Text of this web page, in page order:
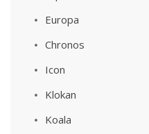
Europa
Chronos
Icon
Klokan
Koala